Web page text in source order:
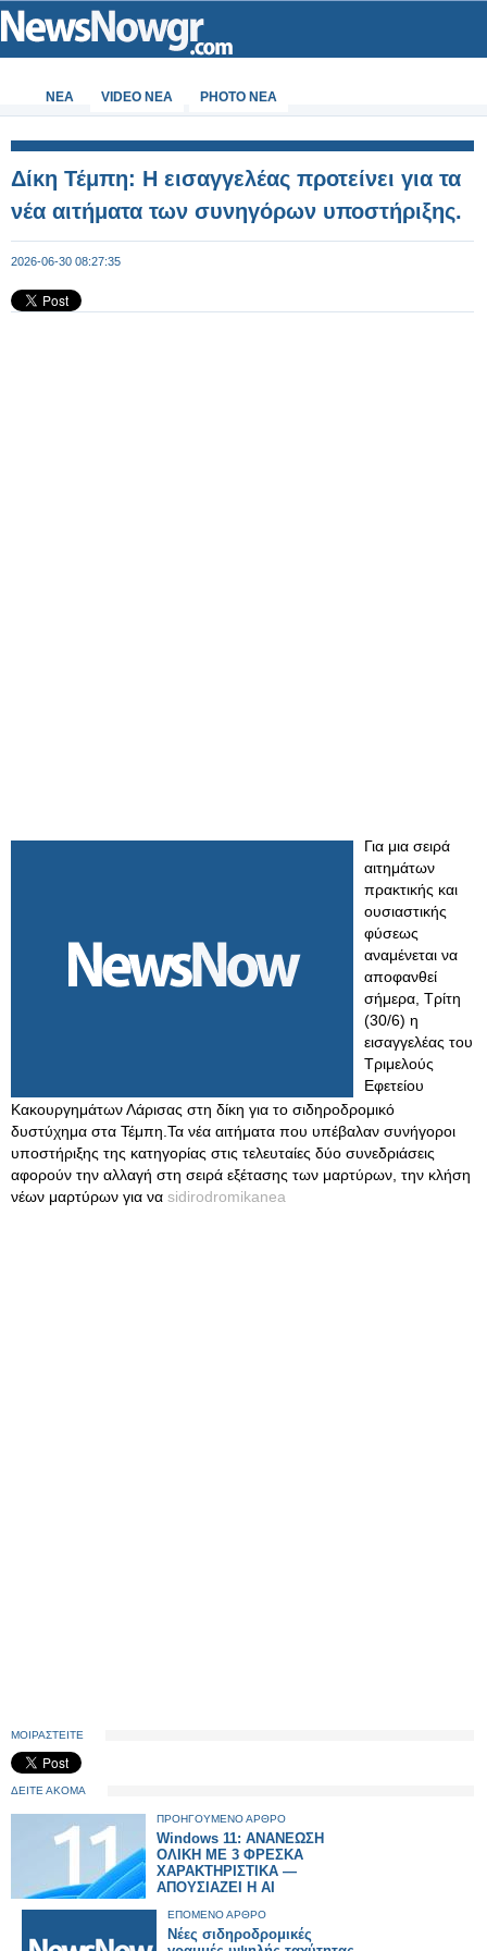
ΝΕΑ VIDEO NEA PHOTO NEA
Δίκη Τέμπη: Η εισαγγελέας προτείνει για τα
νέα αιτήματα των συνηγόρων υποστήριξης.
2026-06-30 08:27:35
Για μια σειρά
αιτημάτων
πρακτικής και
ουσιαστικής
φύσεως
αναμένεται να
αποφανθεί
σήμερα, Τρίτη
(30/6) η
εισαγγελέας του
Τριμελούς
Εφετείου
Κακουργημάτων Λάρισας στη δίκη για το σιδηροδρομικό
δυστύχημα στα Τέμπη.Τα νέα αιτήματα που υπέβαλαν συνήγοροι
υποστήριξης της κατηγορίας στις τελευταίες δύο συνεδριάσεις
αφορούν την αλλαγή στη σειρά εξέτασης των μαρτύρων, την κλήση
νέων μαρτύρων για να sidirodromikanea
ΜΟΙΡΑΣΤΕΙΤΕ
ΔΕΙΤΕ ΑΚΟΜΑ
ΠΡΟΗΓΟΥΜΕΝΟ ΑΡΘΡΟ
Windows 11: ΑΝΑΝΕΩΣΗ
ΟΛΙΚΗ ΜΕ 3 ΦΡΕΣΚΑ
ΧΑΡΑΚΤΗΡΙΣΤΙΚΑ —
ΑΠΟΥΣΙΑΖΕΙ Η AI
ΕΠΟΜΕΝΟ ΑΡΘΡΟ
Νέες σιδηροδρομικές